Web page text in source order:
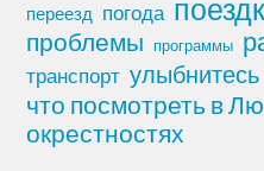
переезд погода
проблемы программы
транспорт улыбнитесь
что посмотреть в
окрестностях